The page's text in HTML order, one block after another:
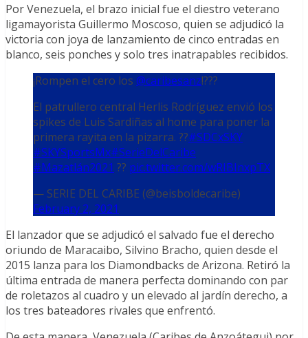
Por Venezuela, el brazo inicial fue el diestro veterano
ligamayorista Guillermo Moscoso, quien se adjudicó la
victoria con joya de lanzamiento de cinco entradas en
blanco, seis ponches y solo tres inatrapables recibidos.
¡Rompen el cero los @caribesanz!???
El patrullero central Herlis Rodríguez envió los
spikes de Luis Sardiñas al home para poner la
primera rayita en la pizarra. ??#SDCxSKY
#SKYSportsMx#SerieDelCaribe
#Mazatlán2021 ?? pic.twitter.com/wRIBInxpTX
— SERIE DEL CARIBE (@beisboldecaribe)
February 2, 2021
El lanzador que se adjudicó el salvado fue el derecho
oriundo de Maracaibo, Silvino Bracho, quien desde el
2015 lanza para los Diamondbacks de Arizona. Retiró la
última entrada de manera perfecta dominando con par
de roletazos al cuadro y un elevado al jardín derecho, a
los tres bateadores rivales que enfrentó.